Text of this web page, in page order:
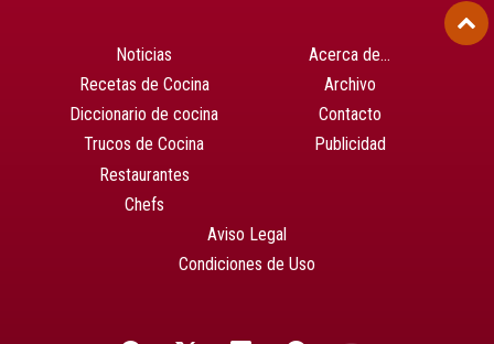
Noticias
Recetas de Cocina
Diccionario de cocina
Trucos de Cocina
Restaurantes
Chefs
Acerca de…
Archivo
Contacto
Publicidad
Aviso Legal
Condiciones de Uso